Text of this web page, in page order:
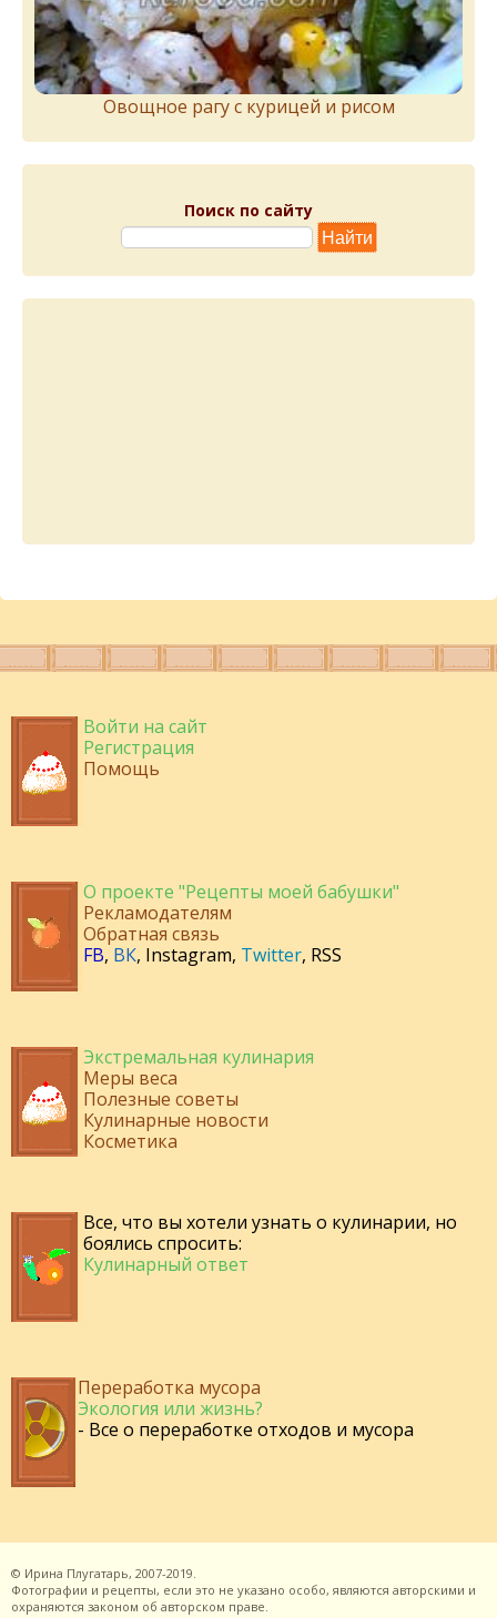
Овощное рагу с курицей и рисом
Поиск по сайту
Войти на сайт
Регистрация
Помощь
О проекте "Рецепты моей бабушки"
Рекламодателям
Обратная связь
FB, ВК, Instagram, Twitter, RSS
Экстремальная кулинария
Меры веса
Полезные советы
Кулинарные новости
Косметика
Все, что вы хотели узнать о кулинарии, но
боялись спросить:
Кулинарный ответ
Переработка мусора
Экология или жизнь?
- Все о переработке отходов и мусора
© Ирина Плугатарь, 2007-2019.
Фотографии и рецепты, если это не указано особо, являются авторскими и
охраняются законом об авторском праве.